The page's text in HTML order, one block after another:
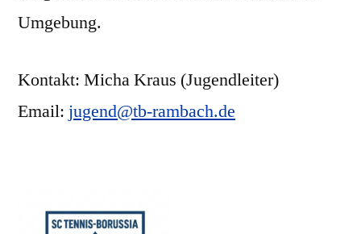
Umgebung.
Kontakt: Micha Kraus (Jugendleiter)
Email: jugend@tb-rambach.de